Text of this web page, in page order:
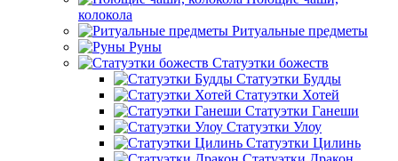
колокола
Ритуальные предметы
Руны
Статуэтки божеств
Статуэтки Будды
Статуэтки Хотей
Статуэтки Ганеши
Статуэтки Улоу
Статуэтки Цилинь